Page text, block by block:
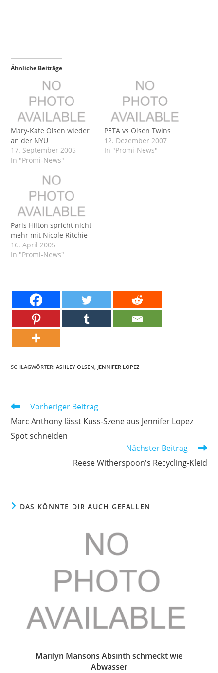
Ähnliche Beiträge
Mary-Kate Olsen wieder
an der NYU
17. September 2005
In "Promi-News"
PETA vs Olsen Twins
12. Dezember 2007
In "Promi-News"
Paris Hilton spricht nicht
mehr mit Nicole Ritchie
16. April 2005
In "Promi-News"
SCHLAGWÖRTER:ASHLEY OLSEN, JENNIFER LOPEZ
Weitere
ansehen
Vorheriger Beitrag
Marc Anthony lässt Kuss-Szene aus Jennifer Lopez
Spot schneiden
Nächster Beitrag
Reese Witherspoon's Recycling-Kleid
DAS KÖNNTE DIR AUCH GEFALLEN
Marilyn Mansons Absinth schmeckt wie
Abwasser